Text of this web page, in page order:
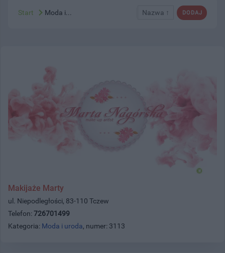
DODAJ
Nazwa ↑
Start Moda i...
Makijaże Marty
ul. Niepodległości, 83-110 Tczew
Telefon: 726701499
Kategoria: Moda i uroda, numer: 3113